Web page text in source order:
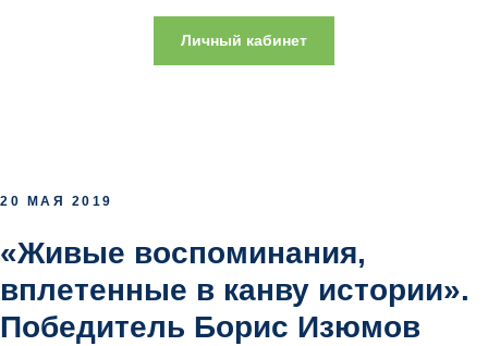
Личный кабинет
20 МАЯ 2019
«Живые воспоминания,
вплетенные в канву истории».
Победитель Борис Изюмов